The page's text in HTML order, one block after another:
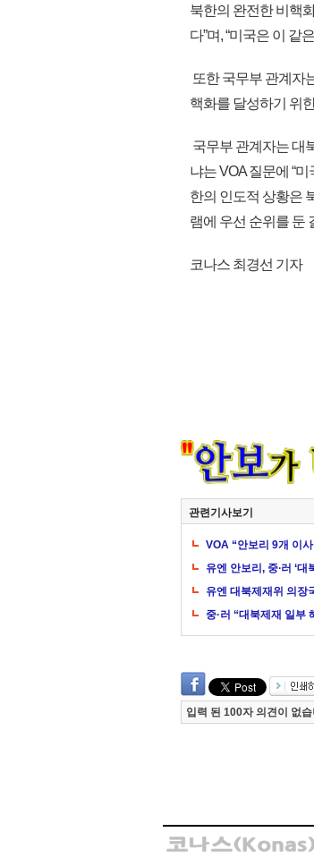
북한의 완전한 비핵
다”며, “미국은 이 같
또한 국무부 관계자
핵화를 달성하기 위
국무부 관계자는 대
냐는 VOA 질문에 “
한의 인도적 상황은
램에 우선 순위를 둔
코나스 최경선 기자
관련기사보기
VOA “안보리 9개 이
유엔 안보리, 중∙러 ‘
유엔 대북제재위 의장
중·러 “대북제재 일부
입력 된 100자 의견이 없